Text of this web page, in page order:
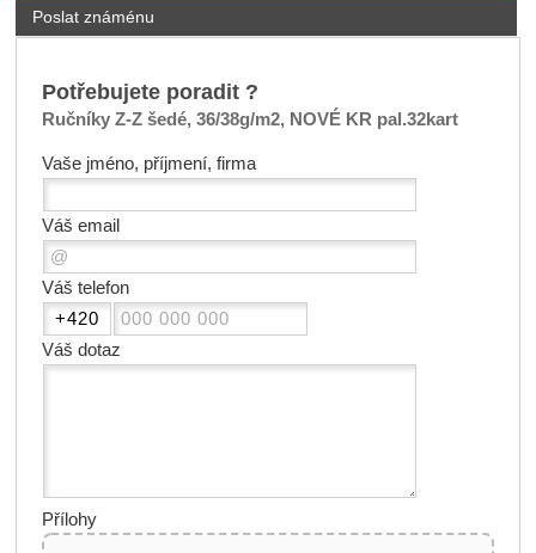
Poslat známénu
Potřebujete poradit ?
Ručníky Z-Z šedé, 36/38g/m2, NOVÉ KR pal.32kart
Vaše jméno, příjmení, firma
Váš email
Váš telefon
Váš dotaz
Přílohy